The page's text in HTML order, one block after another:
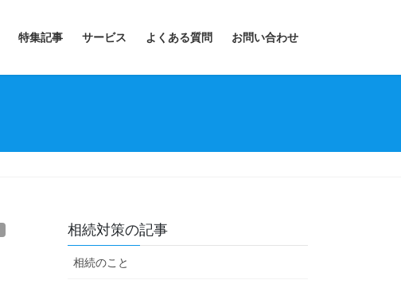
特集記事 サービス よくある質問 お問い合わせ
相続対策の記事
相続のこと